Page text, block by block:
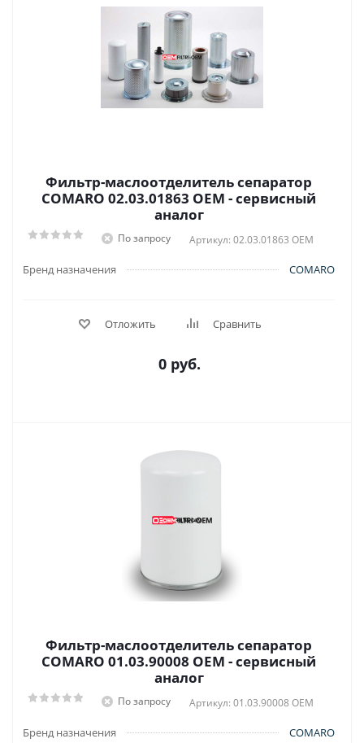
Фильтр-маслоотделитель сепаратор
COMARO 02.03.01863 OEM - сервисный
аналог
По запросу Артикул: 02.03.01863 OEM
Бренд назначения COMARO
Отложить Сравнить
0 руб.
Фильтр-маслоотделитель сепаратор
COMARO 01.03.90008 OEM - сервисный
аналог
По запросу Артикул: 01.03.90008 OEM
Бренд назначения COMARO